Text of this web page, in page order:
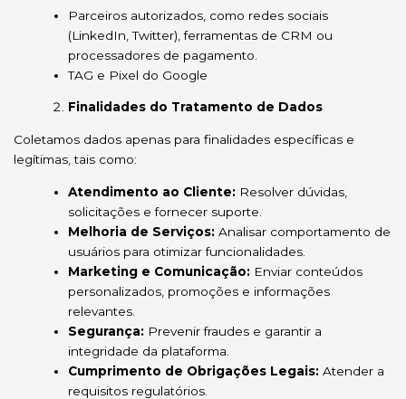
Parceiros autorizados, como redes sociais
(LinkedIn, Twitter), ferramentas de CRM ou
processadores de pagamento.
TAG e Pixel do Google
Finalidades do Tratamento de Dados
Coletamos dados apenas para finalidades específicas e
legítimas, tais como:
Atendimento ao Cliente: Resolver dúvidas,
solicitações e fornecer suporte.
Melhoria de Serviços: Analisar comportamento de
usuários para otimizar funcionalidades.
Marketing e Comunicação: Enviar conteúdos
personalizados, promoções e informações
relevantes.
Segurança: Prevenir fraudes e garantir a
integridade da plataforma.
Cumprimento de Obrigações Legais: Atender a
requisitos regulatórios.